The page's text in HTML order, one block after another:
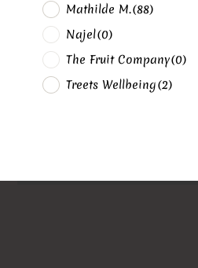
Mathilde M.(88)
Najel(0)
The Fruit Company(0)
Treets Wellbeing(2)